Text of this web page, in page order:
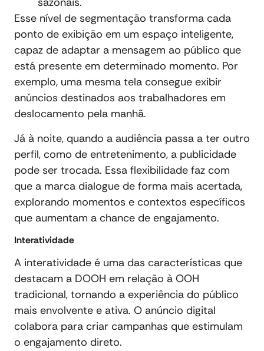
Esse nível de segmentação transforma cada
ponto de exibição em um espaço inteligente,
capaz de adaptar a mensagem ao público que
está presente em determinado momento. Por
exemplo, uma mesma tela consegue exibir
anúncios destinados aos trabalhadores em
deslocamento pela manhã.
Já à noite, quando a audiência passa a ter outro
perfil, como de entretenimento, a publicidade
pode ser trocada. Essa flexibilidade faz com
que a marca dialogue de forma mais acertada,
explorando momentos e contextos específicos
que aumentam a chance de engajamento.
Interatividade
A interatividade é uma das características que
destacam a DOOH em relação à OOH
tradicional, tornando a experiência do público
mais envolvente e ativa. O anúncio digital
colabora para criar campanhas que estimulam
o engajamento direto.